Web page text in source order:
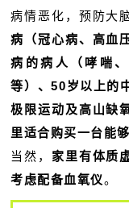
病情恶化，预防大
病（冠心病、高血
病的病人（哮喘
等）、50岁以上的
极限运动及高山缺
里适合购买一台能
当然， 家里有体质
考虑配备血氧仪。